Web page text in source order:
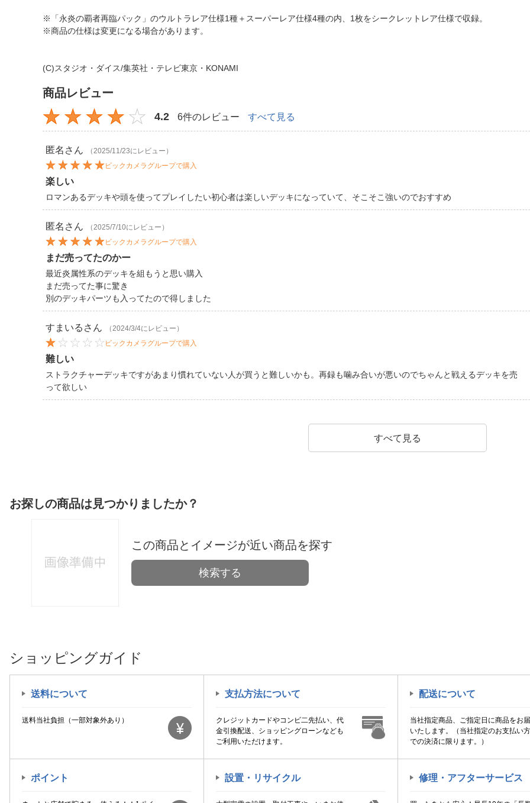
※「永炎の覇者再臨パック」のウルトラレア仕様1種＋スーパーレア仕様4種の内、1枚をシークレットレア仕様で収録。
※商品の仕様は変更になる場合があります。
(C)スタジオ・ダイス/集英社・テレビ東京・KONAMI
商品レビュー
4.2 6件のレビュー すべて見る
匿名 さん
（2025/11/23にレビュー）
ビックカメラグループで購入
楽しい
ロマンあるデッキや頭を使ってプレイしたい初心者は楽しいデッキになっていて、そこそこ強いのでおすすめ
匿名 さん
（2025/7/10にレビュー）
ビックカメラグループで購入
まだ売ってたのかー
最近炎属性系のデッキを組もうと思い購入
まだ売ってた事に驚き
別のデッキパーツも入ってたので得しました
すまいる さん
（2024/3/4にレビュー）
ビックカメラグループで購入
難しい
ストラクチャーデッキですがあまり慣れていない人が買うと難しいかも。再録も噛み合いが悪いのでちゃんと戦えるデッキを売
って欲しい
すべて見る
お探しの商品は見つかりましたか？
この商品とイメージが近い商品を探す
検索する
ショッピングガイド
送料について
送料当社負担（一部対象外あり）
支払方法について
クレジットカードやコンビ二先払い、代
金引換配送、ショッピングローンなども
ご利用いただけます。
配送について
当社指定商品、ご指定日に商品をお
いたします。（当社指定のお支払い
での決済に限ります。）
ポイント 設置・リサイクル 修理・アフターサービス